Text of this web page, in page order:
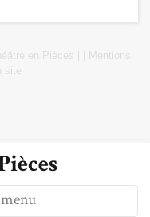
en Pièces
Mentions
site